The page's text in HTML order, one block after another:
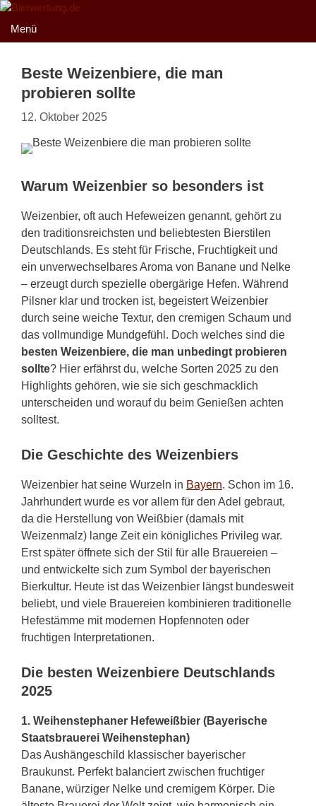
Zum
Inhalt
springen
Menü
Beste Weizenbiere, die man
probieren sollte
12. Oktober 2025
Warum Weizenbier so besonders ist
Weizenbier, oft auch Hefeweizen genannt, gehört zu
den traditionsreichsten und beliebtesten Bierstilen
Deutschlands. Es steht für Frische, Fruchtigkeit und
ein unverwechselbares Aroma von Banane und Nelke
– erzeugt durch spezielle obergärige Hefen. Während
Pilsner klar und trocken ist, begeistert Weizenbier
durch seine weiche Textur, den cremigen Schaum und
das vollmundige Mundgefühl. Doch welches sind die
besten Weizenbiere, die man unbedingt probieren
sollte? Hier erfährst du, welche Sorten 2025 zu den
Highlights gehören, wie sie sich geschmacklich
unterscheiden und worauf du beim Genießen achten
solltest.
Die Geschichte des Weizenbiers
Weizenbier hat seine Wurzeln in Bayern. Schon im 16.
Jahrhundert wurde es vor allem für den Adel gebraut,
da die Herstellung von Weißbier (damals mit
Weizenmalz) lange Zeit ein königliches Privileg war.
Erst später öffnete sich der Stil für alle Brauereien –
und entwickelte sich zum Symbol der bayerischen
Bierkultur. Heute ist das Weizenbier längst bundesweit
beliebt, und viele Brauereien kombinieren traditionelle
Hefestämme mit modernen Hopfennoten oder
fruchtigen Interpretationen.
Die besten Weizenbiere Deutschlands
2025
1. Weihenstephaner Hefeweißbier (Bayerische
Staatsbrauerei Weihenstephan)
Das Aushängeschild klassischer bayerischer
Braukunst. Perfekt balanciert zwischen fruchtiger
Banane, würziger Nelke und cremigem Körper. Die